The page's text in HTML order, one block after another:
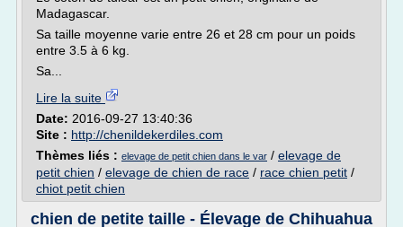
Madagascar.
Sa taille moyenne varie entre 26 et 28 cm pour un poids
entre 3.5 à 6 kg.
Sa...
Lire la suite
Date: 2016-09-27 13:40:36
Site : http://chenildekerdiles.com
Thèmes liés : elevage de petit chien dans le var / elevage de
petit chien / elevage de chien de race / race chien petit /
chiot petit chien
chien de petite taille - Élevage de Chihuahua